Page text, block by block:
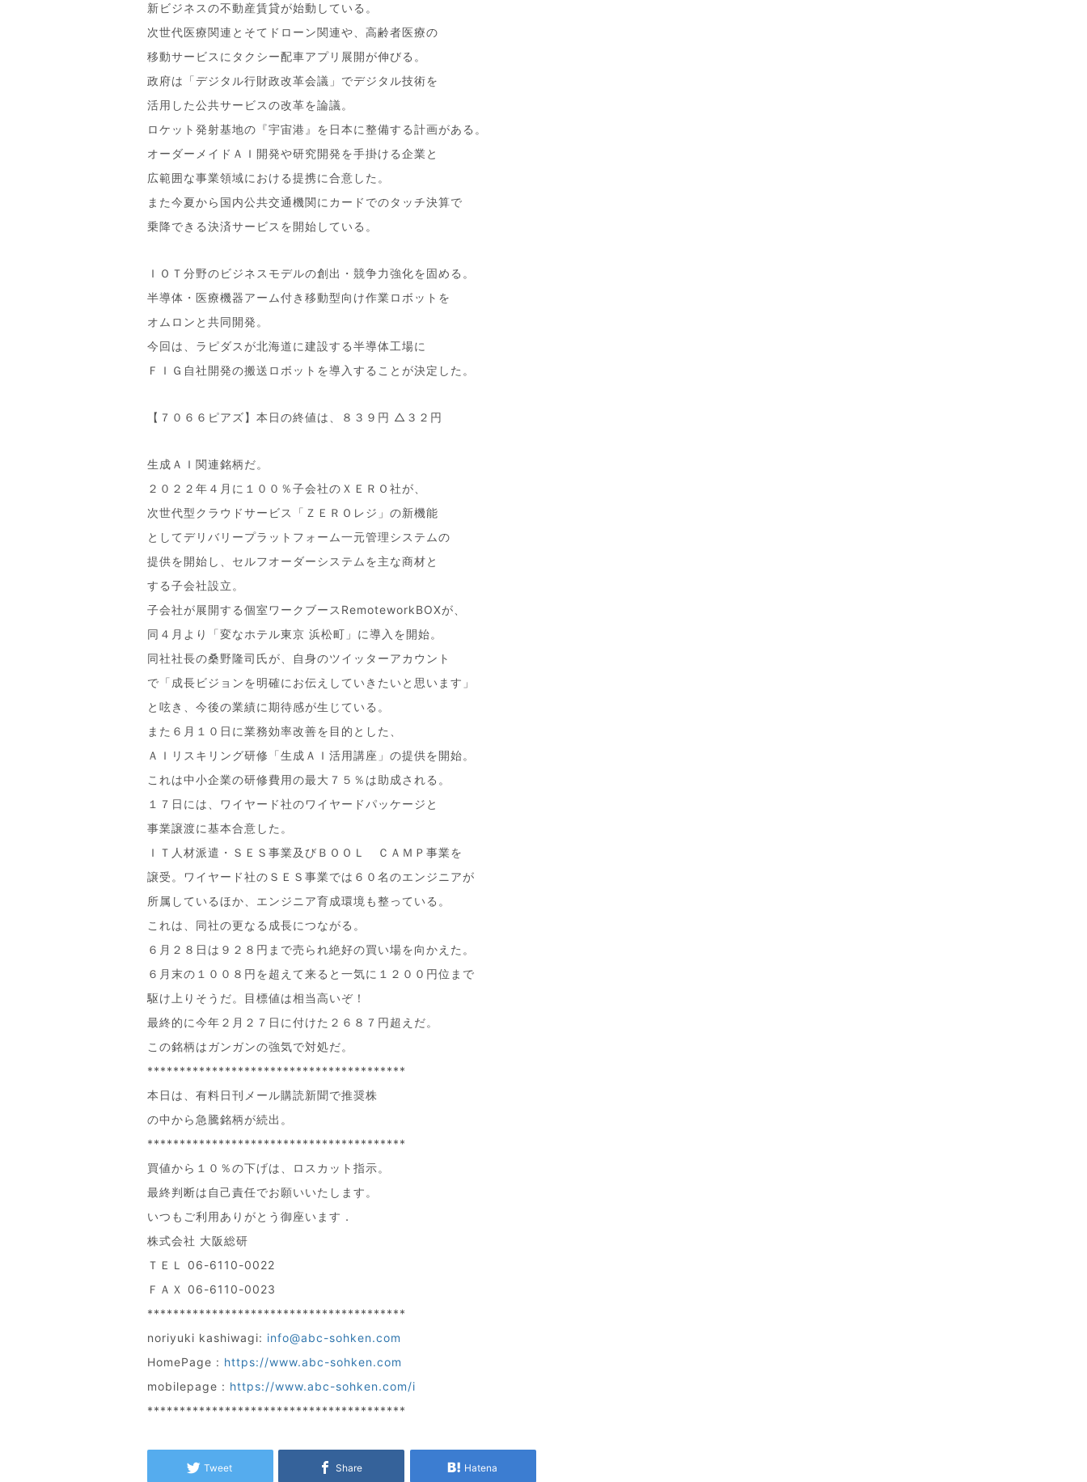
新ビジネスの不動産賃貸が始動している。
次世代医療関連とそてドローン関連や、高齢者医療の
移動サービスにタクシー配車アプリ展開が伸びる。
政府は「デジタル行財政改革会議」でデジタル技術を
活用した公共サービスの改革を論議。
ロケット発射基地の『宇宙港』を日本に整備する計画がある。
オーダーメイドＡＩ開発や研究開発を手掛ける企業と
広範囲な事業領域における提携に合意した。
また今夏から国内公共交通機関にカードでのタッチ決算で
乗降できる決済サービスを開始している。
ＩＯＴ分野のビジネスモデルの創出・競争力強化を固める。
半導体・医療機器アーム付き移動型向け作業ロボットを
オムロンと共同開発。
今回は、ラピダスが北海道に建設する半導体工場に
ＦＩＧ自社開発の搬送ロボットを導入することが決定した。
【７０６６ピアズ】本日の終値は、８３９円 △３２円
生成ＡＩ関連銘柄だ。
２０２２年４月に１００％子会社のＸＥＲＯ社が、
次世代型クラウドサービス「ＺＥＲＯレジ」の新機能
としてデリバリープラットフォーム一元管理システムの
提供を開始し、セルフオーダーシステムを主な商材と
する子会社設立。
子会社が展開する個室ワークブースRemoteworkBOXが、
同４月より「変なホテル東京 浜松町」に導入を開始。
同社社長の桑野隆司氏が、自身のツイッターアカウント
で「成長ビジョンを明確にお伝えしていきたいと思います」
と呟き、今後の業績に期待感が生じている。
また６月１０日に業務効率改善を目的とした、
ＡＩリスキリング研修「生成ＡＩ活用講座」の提供を開始。
これは中小企業の研修費用の最大７５％は助成される。
１７日には、ワイヤード社のワイヤードパッケージと
事業譲渡に基本合意した。
ＩＴ人材派遣・ＳＥＳ事業及びＢＯＯＬ ＣＡＭＰ事業を
譲受。ワイヤード社のＳＥＳ事業では６０名のエンジニアが
所属しているほか、エンジニア育成環境も整っている。
これは、同社の更なる成長につながる。
６月２８日は９２８円まで売られ絶好の買い場を向かえた。
６月末の１００８円を超えて来ると一気に１２００円位まで
駆け上りそうだ。目標値は相当高いぞ！
最終的に今年２月２７日に付けた２６８７円超えだ。
この銘柄はガンガンの強気で対処だ。
****************************************
本日は、有料日刊メール購読新聞で推奨株
の中から急騰銘柄が続出。
****************************************
買値から１０％の下げは、ロスカット指示。
最終判断は自己責任でお願いいたします。
いつもご利用ありがとう御座います．
株式会社 大阪総研
ＴＥＬ 06-6110-0022
ＦＡＸ 06-6110-0023
****************************************
noriyuki kashiwagi: info@abc-sohken.com
HomePage : https://www.abc-sohken.com
mobilepage : https://www.abc-sohken.com/i
****************************************
Tweet Share Hatena